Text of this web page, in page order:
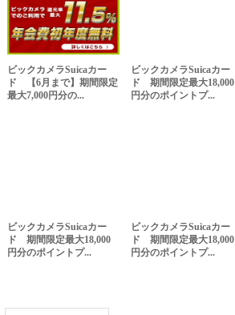
ビックカメラSuicaカー
ド 【6月まで】期間限定
最大7,000円分の...
ビックカメラSuicaカー
ド 期間限定最大18,000
円分のポイントプ...
ビックカメラSuicaカー
ド 期間限定最大18,000
円分のポイントプ...
ビックカメラSuicaカー
ド 期間限定最大18,000
円分のポイントプ...